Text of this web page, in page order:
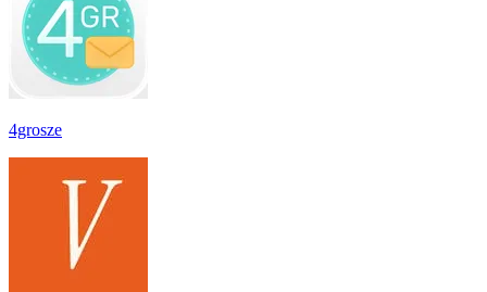
4grosze